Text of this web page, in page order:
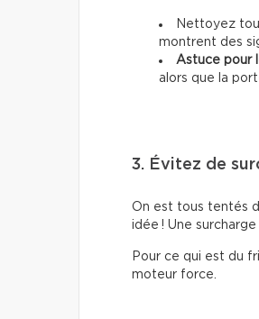
Nettoyez
montrent des
Astuce pour
alors que la
3. Évitez de
On est tous tentés
idée ! Une surcharge
Pour ce qui est du
moteur force.